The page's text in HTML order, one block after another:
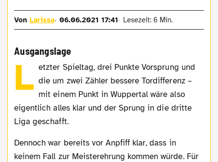
VonLarissa 06.06.2021 17:41 Lesezeit: 6 Min.
Ausgangslage
L etzter Spieltag, drei Punkte Vorsprung und
die um zwei Zähler bessere Tordifferenz –
mit einem Punkt in Wuppertal wäre also
eigentlich alles klar und der Sprung in die dritte
Liga geschafft.
Dennoch war bereits vor Anpfiff klar, dass in
keinem Fall zur Meisterehrung kommen würde. Für